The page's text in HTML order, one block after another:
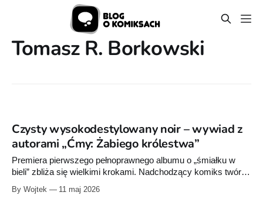
Tomasz R. Borkowski
Czysty wysokodestylowany noir – wywiad z
autorami „Ćmy: Żabiego królestwa”
Premiera pierwszego pełnoprawnego albumu o „śmiałku w
bieli” zbliża się wielkimi krokami. Nadchodzący komiks twórcy
zapowiadają jako nowy start, jest to więc idealny moment na
sprawdzenie, z czym się Ćmę je.
By Wojtek 11 maj 2026